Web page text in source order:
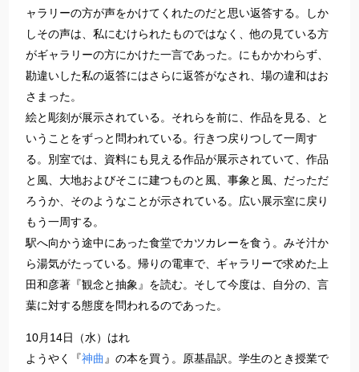
ャラリーの方が声をかけてくれたのだと思い返答する。しか
しその声は、私にむけられたものではなく、他の見ている方
がギャラリーの方にかけた一言であった。にもかかわらず、
勘違いした私の返答にはさらに返答がなされ、場の違和はお
さまった。
絵と彫刻が展示されている。それらを前に、作品を見る、と
いうことをずっと問われている。行きつ戻りつして一周す
る。別室では、資料にも見える作品が展示されていて、作品
と風、大地およびそこに建つものと風、事象と風、だっただ
ろうか、そのようなことが示されている。広い展示室に戻り
もう一周する。
駅へ向かう途中にあった食堂でカツカレーを食う。みそ汁か
ら湯気がたっている。帰りの電車で、ギャラリーで求めた上
田和彦著『観念と抽象』を読む。そして今度は、自分の、言
葉に対する態度を問われるのであった。
10月14日（水）はれ
ようやく『神曲』の本を買う。原基晶訳。学生のとき授業で